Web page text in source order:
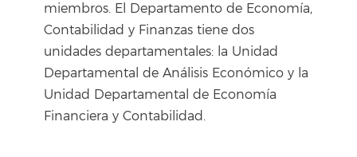
miembros. El Departamento de Economía,
Contabilidad y Finanzas tiene dos
unidades departamentales: la Unidad
Departamental de Análisis Económico y la
Unidad Departamental de Economía
Financiera y Contabilidad.